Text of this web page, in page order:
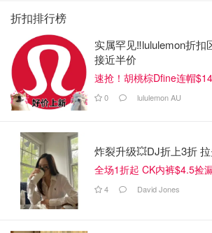
折扣排行榜
实属罕见‼️lululemon折扣
接近半价
速抢！胡桃棕Dfine连帽
0 lululemon AU
炸裂升级💥DJ折上3折
全场1折起 CK内裤$4.5捡
4 David Jones